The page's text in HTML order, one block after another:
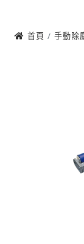
首頁 手動除